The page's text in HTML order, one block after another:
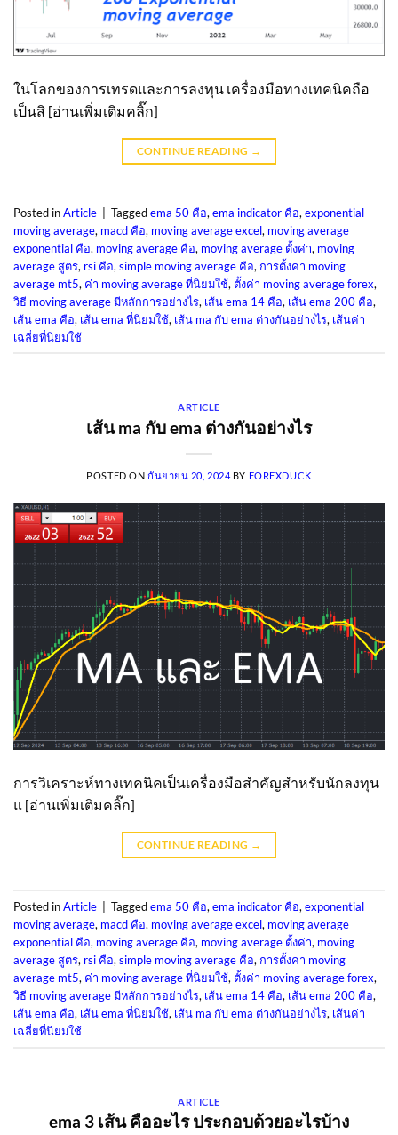
ในโลกของการเทรดและการลงทุน เครื่องมือทางเทคนิคถือ
เป็นสิ [อ่านเพิ่มเติมคลิ๊ก]
CONTINUE READING →
Posted inArticle | Taggedema 50 คือ, ema indicator คือ, exponential
moving average, macd คือ, moving average excel, moving average
exponential คือ, moving average คือ, moving average ตั้งค่า, moving
average สูตร, rsi คือ, simple moving average คือ, การตั้งค่า moving
average mt5, ค่า moving average ที่นิยมใช้, ตั้งค่า moving average forex,
วิธี moving average มีหลักการอย่างไร, เส้น ema 14 คือ, เส้น ema 200 คือ,
เส้น ema คือ, เส้น ema ที่นิยมใช้, เส้น ma กับ ema ต่างกันอย่างไร, เส้นค่า
เฉลี่ยที่นิยมใช้
ARTICLE
เส้น ma กับ ema ต่างกันอย่างไร
POSTED ON กันยายน 20, 2024 BY FOREXDUCK
การวิเคราะห์ทางเทคนิคเป็นเครื่องมือสำคัญสำหรับนักลงทุน
แ [อ่านเพิ่มเติมคลิ๊ก]
CONTINUE READING →
Posted inArticle Taggedema 50 คือ, ema indicator คือ, exponential
moving average, macd คือ, moving average excel, moving average
exponential คือ, moving average คือ, moving average ตั้งค่า, moving
average สูตร, rsi คือ, simple moving average คือ, การตั้งค่า moving
average mt5, ค่า moving average ที่นิยมใช้, ตั้งค่า moving average forex,
วิธี moving average มีหลักการอย่างไร, เส้น ema 14 คือ, เส้น ema 200 คือ,
เส้น ema คือ, เส้น ema ที่นิยมใช้, เส้น ma กับ ema ต่างกันอย่างไร, เส้นค่า
เฉลี่ยที่นิยมใช้
ARTICLE
ema 3 เส้น คืออะไร ประกอบด้วยอะไรบ้าง